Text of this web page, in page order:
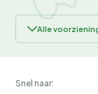
Alle
Snel naar: